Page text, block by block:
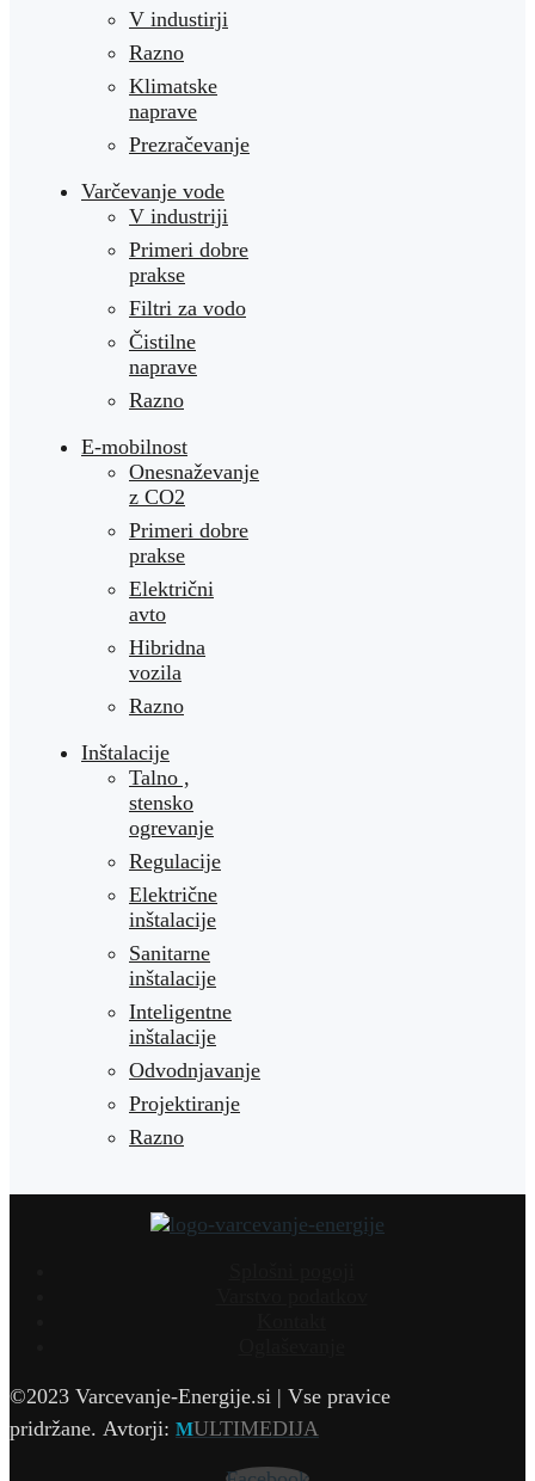
V industirji
Razno
Klimatske
naprave
Prezračevanje
Varčevanje vode
V industriji
Primeri dobre
prakse
Filtri za vodo
Čistilne
naprave
Razno
E-mobilnost
Onesnaževanje
z CO2
Primeri dobre
prakse
Električni
avto
Hibridna
vozila
Razno
Inštalacije
Talno ,
stensko
ogrevanje
Regulacije
Električne
inštalacije
Sanitarne
inštalacije
Inteligentne
inštalacije
Odvodnjavanje
Projektiranje
Razno
©2023 Varcevanje-Energije.si | Vse pravice
pridržane. Avtorji: MULTIMEDIJA